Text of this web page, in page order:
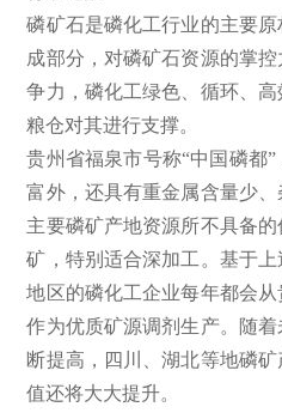
磷矿石是磷化工行业的主要
成部分，对磷矿石资源的掌
争力，磷化工绿色、循环、
粮仓对其进行支撑。
贵州省福泉市号称“中国磷都
富外，还具有重金属含量少
主要磷矿产地资源所不具备
矿，特别适合深加工。基于
地区的磷化工企业每年都会
作为优质矿源调剂生产。随
断提高，四川、湖北等地磷
值还将大大提升。